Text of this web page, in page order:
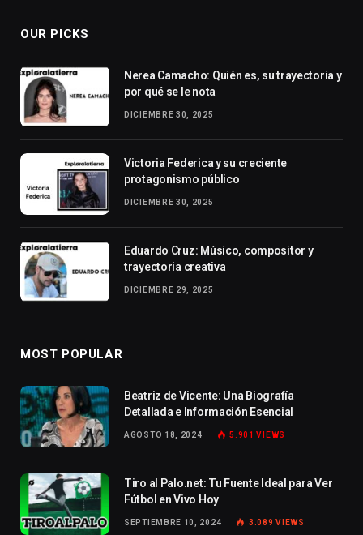
OUR PICKS
Nerea Camacho: Quién es, su trayectoria y
por qué se le nota
DICIEMBRE 30, 2025
Victoria Federica y su creciente
protagonismo público
DICIEMBRE 30, 2025
Eduardo Cruz: Músico, compositor y
trayectoria creativa
DICIEMBRE 29, 2025
MOST POPULAR
Beatriz de Vicente: Una Biografía
Detallada e Información Esencial
AGOSTO 18, 2024 5.901VIEWS
Tiro al Palo.net: Tu Fuente Ideal para Ver
Fútbol en Vivo Hoy
SEPTIEMBRE 10, 2024 3.089VIEWS